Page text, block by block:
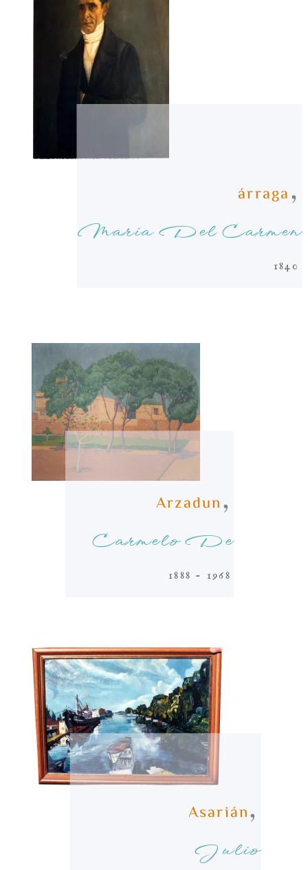
árraga,
María Del Carmen
1840
Arzadun,
Carmelo De
1888 - 1968
Asarián,
Julio